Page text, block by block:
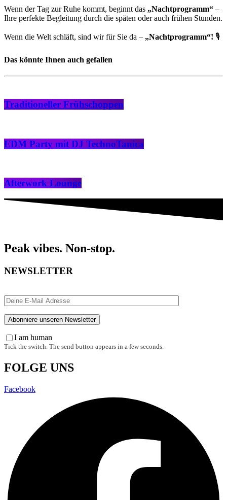
Wenn der Tag zur Ruhe kommt, beginnt das „Nachtprogramm“ –
Ihre perfekte Begleitung durch die späten oder auch frühen Stunden.
Wenn die Welt schläft, sind wir für Sie da – „Nachtprogramm“! 🎙️
Das könnte Ihnen auch gefallen
Traditioneller Frühschoppen
EDM Party mit DJ TechnoTanica
Afterwork Lounge
Peak vibes. Non-stop.
NEWSLETTER
I am human
Tick the switch. The send button appears in a few seconds.
FOLGE UNS
Facebook